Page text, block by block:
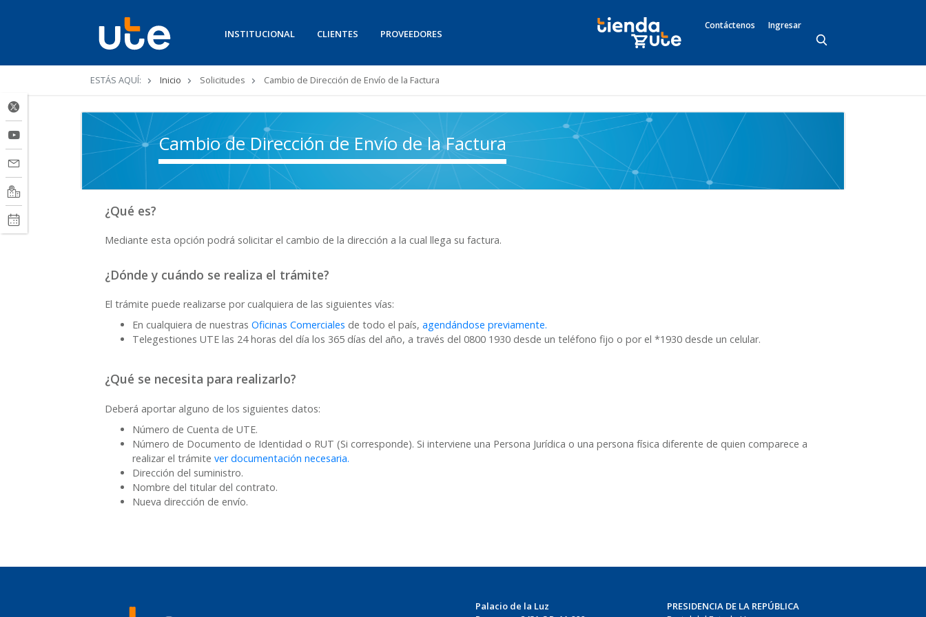
INSTITUCIONAL CLIENTES PROVEEDORES
Contáctenos Ingresar
Ruta
de
navegación
ESTÁS AQUÍ: Inicio Solicitudes Cambio de Dirección de Envío de la Factura
Cambio de Dirección de Envío de la Factura
¿Qué es?
Mediante esta opción podrá solicitar el cambio de la dirección a la cual llega su factura.
¿Dónde y cuándo se realiza el trámite?
El trámite puede realizarse por cualquiera de las siguientes vías:
En cualquiera de nuestras Oficinas Comerciales de todo el país, agendándose previamente.
Telegestiones UTE las 24 horas del día los 365 días del año, a través del 0800 1930 desde un teléfono fijo o por el *1930 desde un celular.
¿Qué se necesita para realizarlo?
Deberá aportar alguno de los siguientes datos:
Número de Cuenta de UTE.
Número de Documento de Identidad o RUT (Si corresponde). Si interviene una Persona Jurídica o una persona física diferente de quien comparece a
realizar el trámite ver documentación necesaria.
Dirección del suministro.
Nombre del titular del contrato.
Nueva dirección de envío.
Palacio de la Luz
PRESIDENCIA DE LA REPÚBLICA